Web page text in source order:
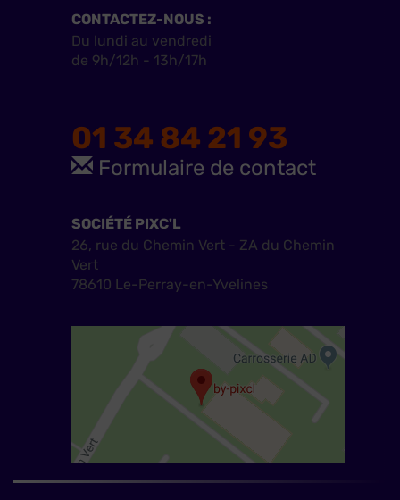
CONTACTEZ-NOUS :
Du lundi au vendredi
de 9h/12h - 13h/17h
01 34 84 21 93
Formulaire de contact
SOCIÉTÉ PIXC'L
26, rue du Chemin Vert - ZA du Chemin
Vert
78610 Le-Perray-en-Yvelines